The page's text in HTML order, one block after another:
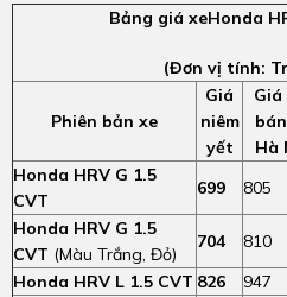
Bảng giá xeHonda
(Đơn vị tính:
Phiên bản xe
Giá
niêm
yết
Giá
Hà
Honda HRV G 1.5
CVT
699 805
Honda HRV G 1.5
CVT (Màu Trắng, Đỏ)
704 810
Honda HRV L 1.5 CVT 826 947